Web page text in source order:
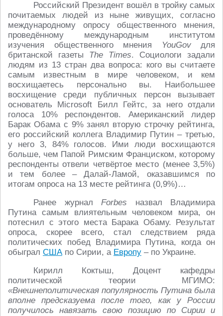
Российский Президент вошёл в тройку самых
почитаемых людей из ныне живущих, согласно
международному опросу общественного мнения,
проведённому международным институтом
изучения общественного мнения
YouGovдля
британской газеты The Times. Социологи задали
людям из 13 стран два вопроса: кого вы считаете
самым известным в мире человеком, и кем
восхищаетесь персонально вы. Наибольшее
восхищение среди публичных персон вызывает
основатель Microsoft Билл Гейтс, за него отдали
голоса 10% респондентов. Американский лидер
Барак Обама с 9% занял вторую строчку рейтинга,
его российский коллега Владимир Путин – третью,
у него 3, 84% голосов. Ими люди восхищаются
больше, чем Папой Римским Франциском, которому
респонденты отвели четвёртое место (менее 3,5%)
и тем более – Далай-Ламой, оказавшимся по
итогам опроса на 13 месте рейтинга (0,9%)…
Ранее журнал Forbes назвал Владимира
Путина самым влиятельным человеком мира, он
потеснил с этого места Барака Обаму. Результат
опроса, скорее всего, стал следствием ряда
политических побед Владимира Путина, когда он
обыграл СШАпо Сирии, а Европу – по Украине.
Кирилл Коктыш, Доцент кафедры
политической теории МГИМО:
«Внешнеполитическая популярность Путина была
вполне предсказуема после того, как у России
получилось навязать свою позицию по Сирии и